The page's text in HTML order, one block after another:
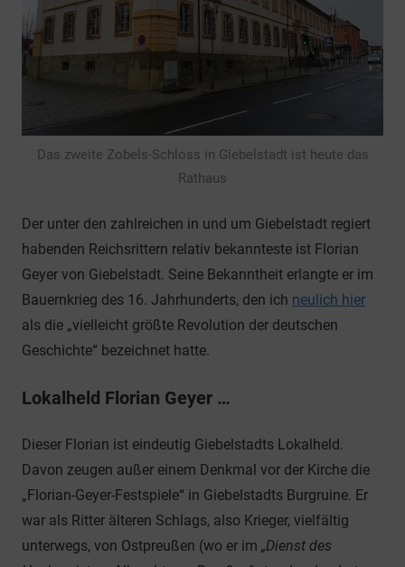
Das zweite Zobels-Schloss in Giebelstadt ist heute das
Rathaus
Der unter den zahlreichen in und um Giebelstadt regiert
habenden Reichsrittern relativ bekannteste ist Florian
Geyer von Giebelstadt. Seine Bekanntheit erlangte er im
Bauernkrieg des 16. Jahrhunderts, den ich neulich hier
als die „vielleicht größte Revolution der deutschen
Geschichte“ bezeichnet hatte.
Lokalheld Florian Geyer …
Dieser Florian ist eindeutig Giebelstadts Lokalheld.
Davon zeugen außer einem Denkmal vor der Kirche die
„Florian-Geyer-Festspiele“ in Giebelstadts Burgruine. Er
war als Ritter älteren Schlags, also Krieger, vielfältig
unterwegs, von Ostpreußen (wo er im „Dienst des